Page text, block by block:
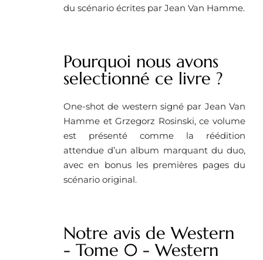
du scénario écrites par Jean Van Hamme.
Pourquoi nous avons
selectionné ce livre ?
One-shot de western signé par Jean Van
Hamme et Grzegorz Rosinski, ce volume
est présenté comme la réédition
attendue d’un album marquant du duo,
avec en bonus les premières pages du
scénario original.
Notre avis de Western
- Tome 0 - Western